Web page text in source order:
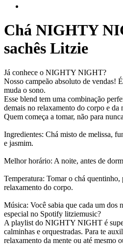
Chá NIGHTY
sachês Litzie
Já conhece o NIGHTY NIGHT?
Nosso campeão absoluto de vendas!
muda o sono.
Esse blend tem uma combinação
demais no relaxamento do corpo e da
Quem começa a tomar, não para
Ingredientes: Chá misto de melissa,
e jasmim.
Melhor horário: A noite, antes de
Temperatura: Tomar o chá quentinho,
relaxamento do corpo.
Música: Você sabia que cada um dos
especial no Spotify litziemusic?
A playlist do NIGHTY NIGHT é
calminhas e orquestradas. Para te
relaxamento da mente ou até mesmo